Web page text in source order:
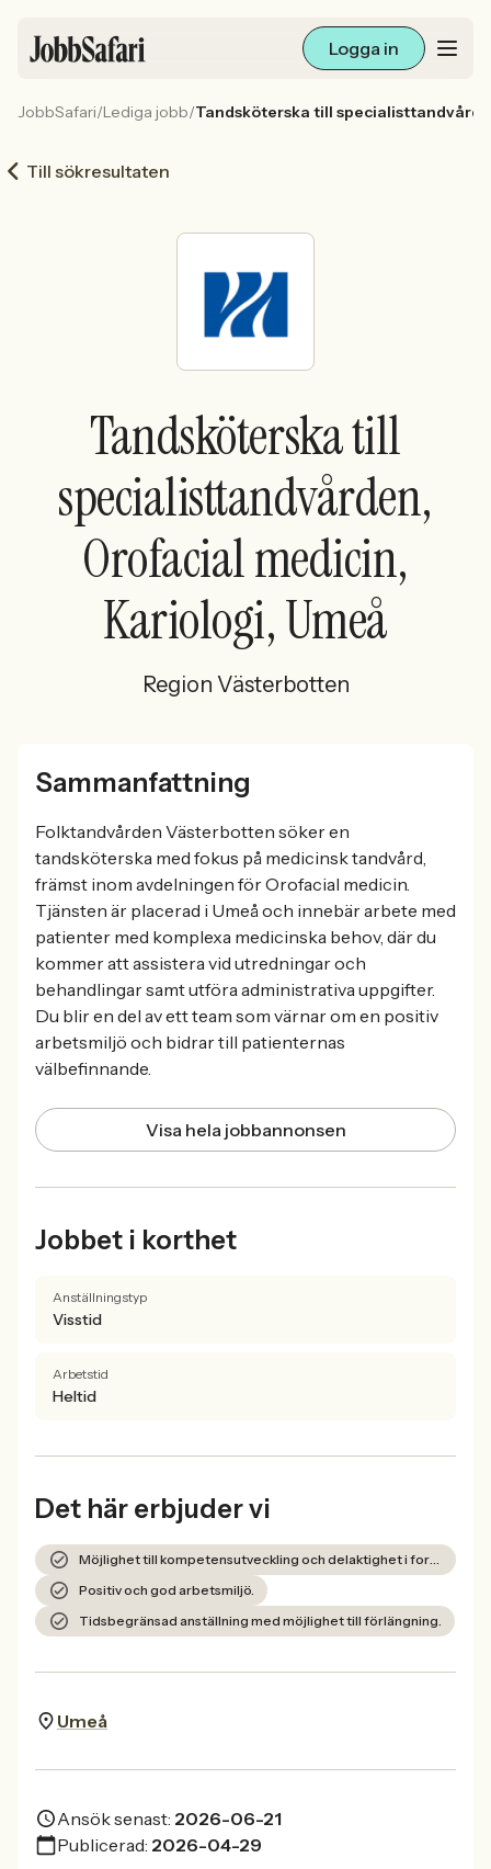
Logga in
Arbetsliv och karriär
För arbetsgivare
Sök med AI
Ny här? Skapa konto
JobbSafari/Lediga jobb/Tandsköterska till
Till sökresultaten
Tandsköterska till
specialisttandvården,
Orofacial medicin,
Kariologi, Umeå
Region Västerbotten
Sammanfattning
Folktandvården Västerbotten söker en
tandsköterska med fokus på medicinsk tandvård,
främst inom avdelningen för Orofacial medicin.
Tjänsten är placerad i Umeå och innebär arbete med
patienter med komplexa medicinska behov, där du
kommer att assistera vid utredningar och
behandlingar samt utföra administrativa uppgifter.
Du blir en del av ett team som värnar om en positiv
arbetsmiljö och bidrar till patienternas
välbefinnande.
Visa hela jobbannonsen
Jobbet i korthet
Anställningstyp
Visstid
Arbetstid
Heltid
Det här erbjuder vi
Möjlighet till kompetensutveckling och delaktighet i forskning och utveckling.
Positiv och god arbetsmiljö.
Tidsbegränsad anställning med möjlighet till förlängning.
Umeå
Ansök senast: 2026-06-21
Publicerad: 2026-04-29